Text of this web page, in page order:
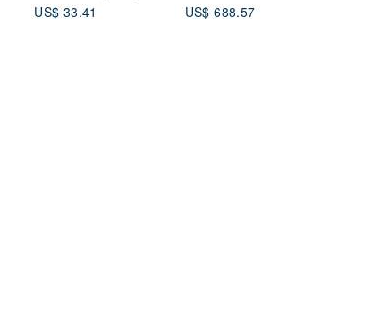
US$ 33.41
US$ 688.57